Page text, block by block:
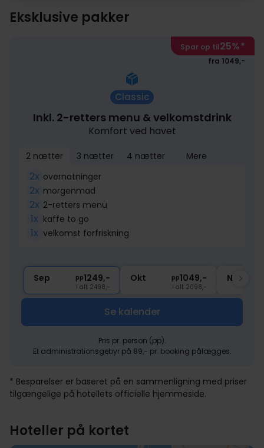
Eksklusive pakker
Spar op til25%*
fra 1049,-
Classic
Inkl. 2-retters menu & velkomstdrink
Komfort ved havet
2 nætter 3 nætter 4 nætter Mere
2x overnatninger
2x morgenmad
2x 2-retters menu
1x kaffe to go
1x velkomst forfriskning
Sep pp1249,-
I alt 2498,-
Okt pp1049,-
I alt 2098,-
Nov
Se kalender
Pris pr. person (pp).
Et administrationsgebyr på 89,- pr. booking pålægges.
* Besparelser er baseret på en sammenligning med priser
tilgængelige på hotellets officielle hjemmeside.
Hoteller på kortet